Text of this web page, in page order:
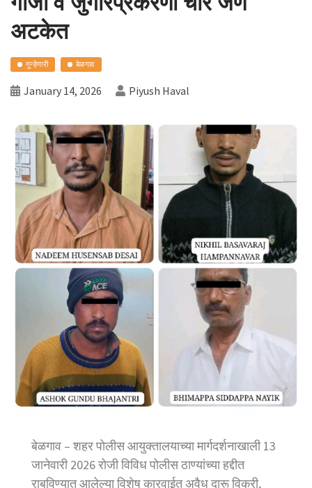
अटकेत
गुन्हेगारी बेळगाव
January 14, 2026 Piyush Haval
बेळगाव – शहर पोलीस आयुक्तालयाच्या मार्गदर्शनाखाली 13
जानेवारी 2026 रोजी विविध पोलीस ठाण्यांच्या हद्दीत
राबविण्यात आलेल्या विशेष कारवाईत अवैध दारू विक्री,